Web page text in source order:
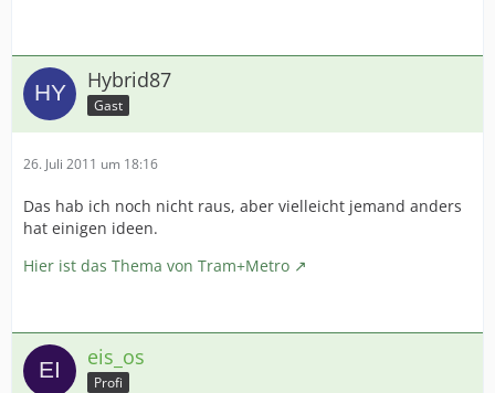
Hybrid87
Gast
26. Juli 2011 um 18:16
Das hab ich noch nicht raus, aber vielleicht jemand anders
hat einigen ideen.
Hier ist das Thema von Tram+Metro
eis_os
Profi